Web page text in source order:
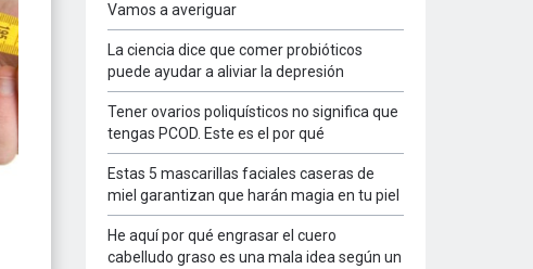
Vamos a averiguar
La ciencia dice que comer probióticos
puede ayudar a aliviar la depresión
Tener ovarios poliquísticos no significa que
tengas PCOD. Este es el por qué
Estas 5 mascarillas faciales caseras de
miel garantizan que harán magia en tu piel
He aquí por qué engrasar el cuero
cabelludo graso es una mala idea según un